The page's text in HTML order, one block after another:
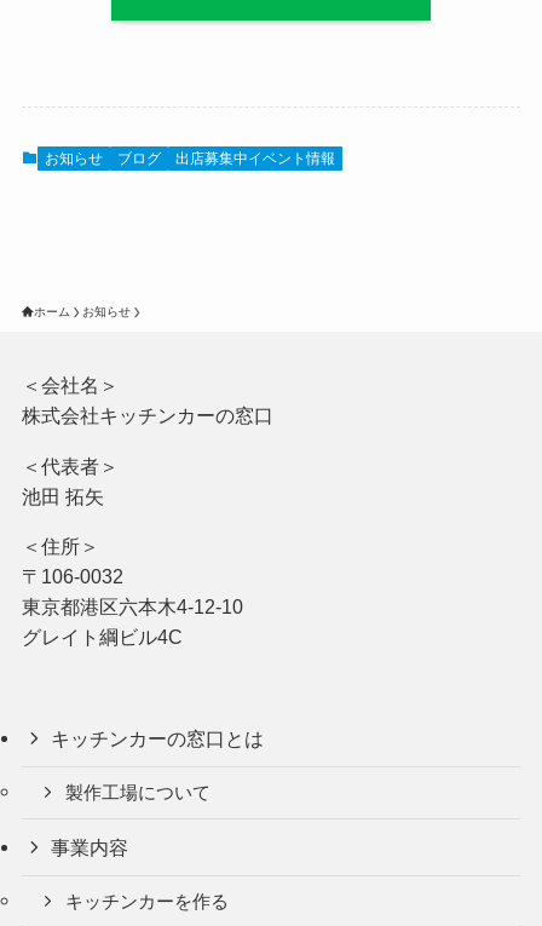
お知らせ ブログ 出店募集中イベント情報
ホーム お知らせ
＜会社名＞
株式会社キッチンカーの窓口
＜代表者＞
池田 拓矢
＜住所＞
〒106-0032
東京都港区六本木4-12-10
グレイト綱ビル4C
キッチンカーの窓口とは
製作工場について
事業内容
キッチンカーを作る